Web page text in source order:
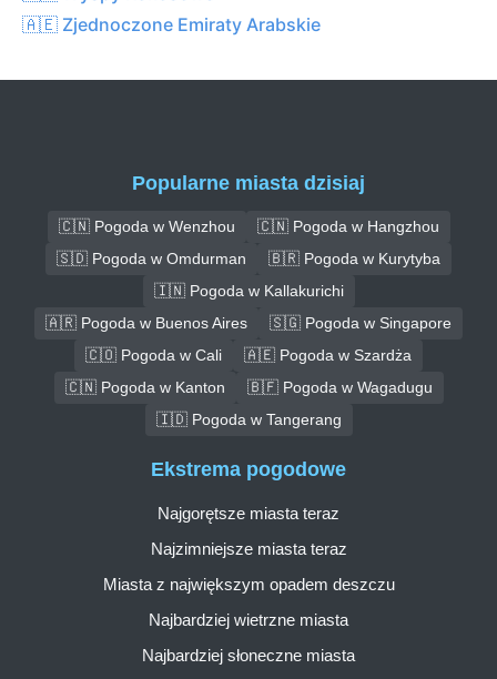
🇦🇪 Zjednoczone Emiraty Arabskie
Popularne miasta dzisiaj
🇨🇳 Pogoda w Wenzhou
🇨🇳 Pogoda w Hangzhou
🇸🇩 Pogoda w Omdurman
🇧🇷 Pogoda w Kurytyba
🇮🇳 Pogoda w Kallakurichi
🇦🇷 Pogoda w Buenos Aires
🇸🇬 Pogoda w Singapore
🇨🇴 Pogoda w Cali
🇦🇪 Pogoda w Szardża
🇨🇳 Pogoda w Kanton
🇧🇫 Pogoda w Wagadugu
🇮🇩 Pogoda w Tangerang
Ekstrema pogodowe
Najgorętsze miasta teraz
Najzimniejsze miasta teraz
Miasta z największym opadem deszczu
Najbardziej wietrzne miasta
Najbardziej słoneczne miasta